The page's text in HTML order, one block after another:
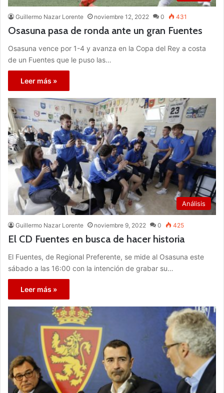
Guillermo Nazar Lorente noviembre 12, 2022 0 431
Osasuna pasa de ronda ante un gran Fuentes
Osasuna vence por 1-4 y avanza en la Copa del Rey a costa
de un Fuentes que le puso las…
Leer más »
Análisis
Guillermo Nazar Lorente noviembre 9, 2022 0 425
El CD Fuentes en busca de hacer historia
El Fuentes, de Regional Preferente, se mide al Osasuna este
sábado a las 16:00 con la intención de grabar su…
Leer más »